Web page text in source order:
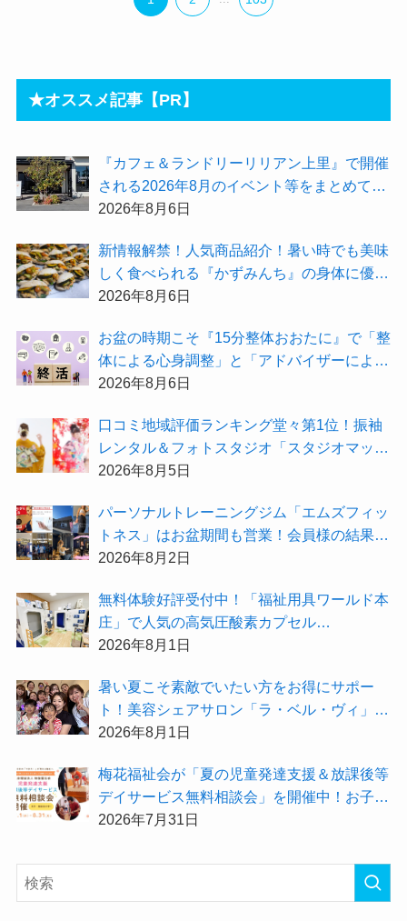
★オススメ記事【PR】
『カフェ＆ランドリーリリアン上里』で開催
される2026年8月のイベント等をまとめてご
紹介！
2026年8月6日
新情報解禁！人気商品紹介！暑い時でも美味
しく食べられる『かずみんち』の身体に優し
い天然酵母手作り減塩パンを召し上がれ♪
2026年8月6日
お盆の時期こそ『15分整体おおたに』で「整
体による心身調整」と「アドバイザーによる
身辺整理の準備」をしてみませんか？
2026年8月6日
⼝コミ地域評価ランキング堂々第1位！振袖
レンタル＆フォトスタジオ「スタジオマック
ス」がお得な『2026年8月限定キャンペー
2026年8月5日
パーソナルトレーニングジム「エムズフィッ
トネス」はお盆期間も営業！会員様の結果を
大公開★
2026年8月2日
無料体験好評受付中！「福祉用具ワールド本
庄」で人気の高気圧酸素カプセル
「O2BOX（30分500円）」で夏バテ撃退★
2026年8月1日
暑い夏こそ素敵でいたい方をお得にサポー
ト！美容シェアサロン「ラ・ベル・ヴィ」か
ら2026年8月のお得情報が届きました！
2026年8月1日
梅花福祉会が「夏の児童発達支援＆放課後等
デイサービス無料相談会」を開催中！お子さ
まの「できた！」を増やす夏にしてみません
2026年7月31日